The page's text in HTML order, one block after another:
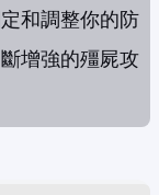
和調整你的防
增強的殭屍攻